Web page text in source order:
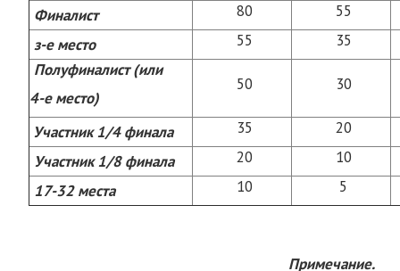
Финалист
80
55
з-е место
55
35
Полуфиналист (или
4-е место)
50 30
Участник 1/4 финала 35
20
Участник 1/8 финала
20
10
17-32 места
10 5
Примечание.